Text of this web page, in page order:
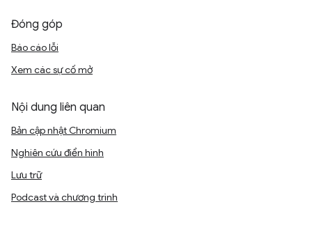
Đóng góp
Báo cáo lỗi
Xem các sự cố mở
Nội dung liên quan
Bản cập nhật Chromium
Nghiên cứu điển hình
Lưu trữ
Podcast và chương trình